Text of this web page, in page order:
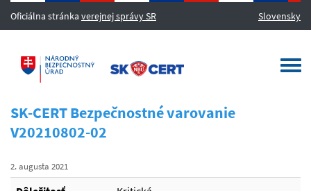
Oficiálna stránka verejnej správy SR Slovensky
SK-CERT Bezpečnostné varovanie
V20210802-02
2. augusta 2021